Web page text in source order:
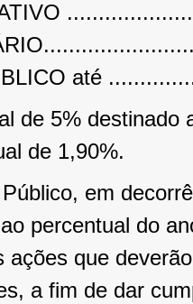
até
de 5% destinado
de 1,90%.
em
percentual do
ações que
a fim de dar